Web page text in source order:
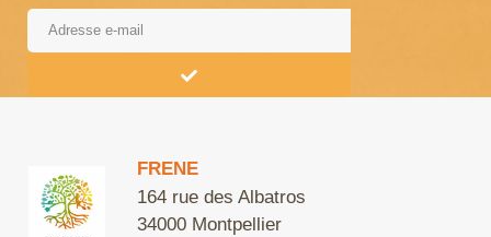
FRENE
164 rue des Albatros
34000 Montpellier